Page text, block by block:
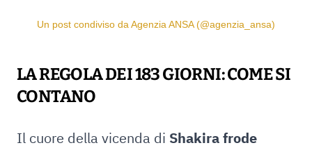
Un post condiviso da Agenzia ANSA (@agenzia_ansa)
LA REGOLA DEI 183 GIORNI: COME SI
CONTANO
Il cuore della vicenda di Shakira frode